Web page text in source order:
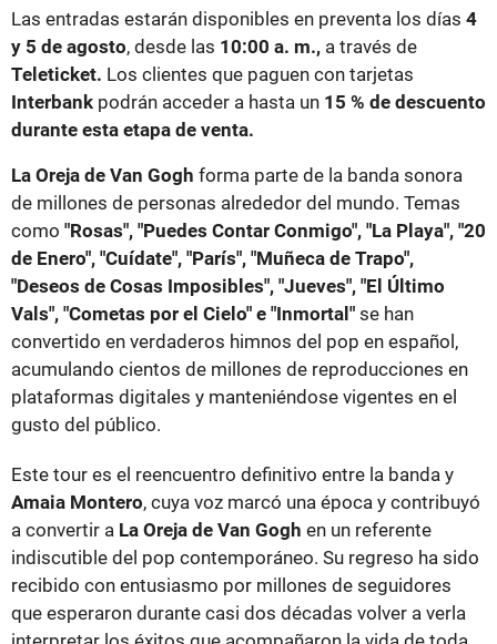
Las entradas estarán disponibles en preventa los días 4
y 5 de agosto, desde las 10:00 a. m., a través de
Teleticket. Los clientes que paguen con tarjetas
Interbank podrán acceder a hasta un 15 % de descuento
durante esta etapa de venta.
La Oreja de Van Gogh forma parte de la banda sonora
de millones de personas alrededor del mundo. Temas
como "Rosas", "Puedes Contar Conmigo", "La Playa", "20
de Enero", "Cuídate", "París", "Muñeca de Trapo",
"Deseos de Cosas Imposibles", "Jueves", "El Último
Vals", "Cometas por el Cielo" e "Inmortal" se han
convertido en verdaderos himnos del pop en español,
acumulando cientos de millones de reproducciones en
plataformas digitales y manteniéndose vigentes en el
gusto del público.
Este tour es el reencuentro definitivo entre la banda y
Amaia Montero, cuya voz marcó una época y contribuyó
a convertir a La Oreja de Van Gogh en un referente
indiscutible del pop contemporáneo. Su regreso ha sido
recibido con entusiasmo por millones de seguidores
que esperaron durante casi dos décadas volver a verla